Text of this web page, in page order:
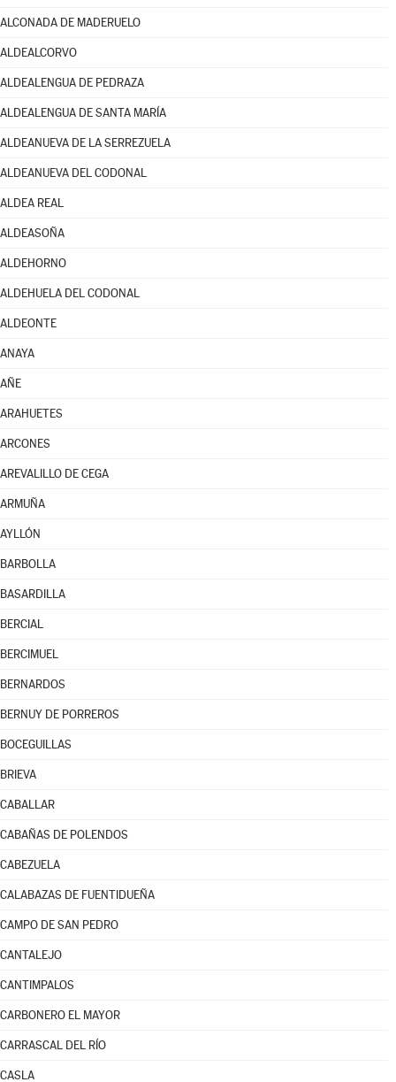
ALCONADA DE MADERUELO
ALDEALCORVO
ALDEALENGUA DE PEDRAZA
ALDEALENGUA DE SANTA MARÍA
ALDEANUEVA DE LA SERREZUELA
ALDEANUEVA DEL CODONAL
ALDEA REAL
ALDEASOÑA
ALDEHORNO
ALDEHUELA DEL CODONAL
ALDEONTE
ANAYA
AÑE
ARAHUETES
ARCONES
AREVALILLO DE CEGA
ARMUÑA
AYLLÓN
BARBOLLA
BASARDILLA
BERCIAL
BERCIMUEL
BERNARDOS
BERNUY DE PORREROS
BOCEGUILLAS
BRIEVA
CABALLAR
CABAÑAS DE POLENDOS
CABEZUELA
CALABAZAS DE FUENTIDUEÑA
CAMPO DE SAN PEDRO
CANTALEJO
CANTIMPALOS
CARBONERO EL MAYOR
CARRASCAL DEL RÍO
CASLA